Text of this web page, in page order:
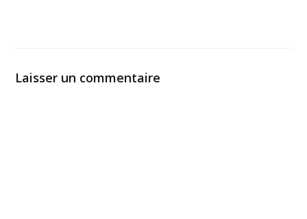
Laisser un commentaire